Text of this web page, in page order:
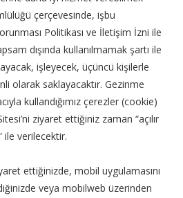
çerçevesinde, işbu
Politikası ve İletişim İzni ile
dışında kullanılmamak şartı ile
işleyecek, üçüncü kişilerle
olarak saklayacaktır. Gezinme
kullandığımız çerezler (cookie)
ziyaret ettiğiniz zaman “açılır
ile verilecektir.
ettiğinizde, mobil uygulamasını
veya mobilweb üzerinden